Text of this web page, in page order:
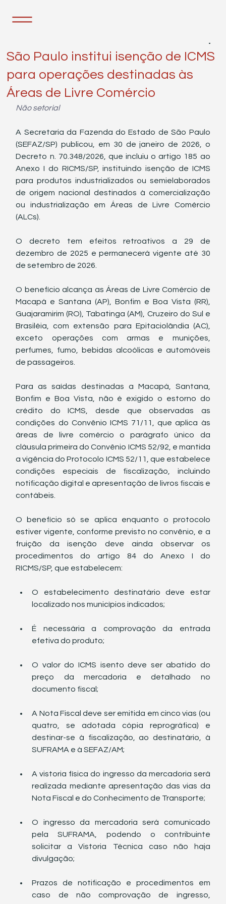
São Paulo institui isenção de ICMS
para operações destinadas às
Áreas de Livre Comércio
Não setorial
A Secretaria da Fazenda do Estado de São Paulo
(SEFAZ/SP) publicou, em 30 de janeiro de 2026, o
Decreto n. 70.348/2026, que incluiu o artigo 185 ao
Anexo I do RICMS/SP, instituindo isenção de ICMS
para produtos industrializados ou semielaborados
de origem nacional destinados à comercialização
ou industrialização em Áreas de Livre Comércio
(ALCs).
O decreto tem efeitos retroativos a 29 de
dezembro de 2025 e permanecerá vigente até 30
de setembro de 2026.
O benefício alcança as Áreas de Livre Comércio de
Macapá e Santana (AP), Bonfim e Boa Vista (RR),
Guajaramirim (RO), Tabatinga (AM), Cruzeiro do Sul e
Brasiléia, com extensão para Epitaciolândia (AC),
exceto operações com armas e munições,
perfumes, fumo, bebidas alcoólicas e automóveis
de passageiros.
Para as saídas destinadas a Macapá, Santana,
Bonfim e Boa Vista, não é exigido o estorno do
crédito do ICMS, desde que observadas as
condições do Convênio ICMS 71/11, que aplica às
áreas de livre comércio o parágrafo único da
cláusula primeira do Convênio ICMS 52/92, e mantida
a vigência do Protocolo ICMS 52/11, que estabelece
condições especiais de fiscalização, incluindo
notificação digital e apresentação de livros fiscais e
contábeis.
O benefício só se aplica enquanto o protocolo
estiver vigente, conforme previsto no convênio, e a
fruição da isenção deve ainda observar os
procedimentos do artigo 84 do Anexo I do
RICMS/SP, que estabelecem:
O estabelecimento destinatário deve estar
localizado nos municípios indicados;
É necessária a comprovação da entrada
efetiva do produto;
O valor do ICMS isento deve ser abatido do
preço da mercadoria e detalhado no
documento fiscal;
A Nota Fiscal deve ser emitida em cinco vias (ou
quatro, se adotada cópia reprográfica) e
destinar-se à fiscalização, ao destinatário, à
SUFRAMA e à SEFAZ/AM;
A vistoria física do ingresso da mercadoria será
realizada mediante apresentação das vias da
Nota Fiscal e do Conhecimento de Transporte;
O ingresso da mercadoria será comunicado
pela SUFRAMA, podendo o contribuinte
solicitar a Vistoria Técnica caso não haja
divulgação;
Prazos de notificação e procedimentos em
caso de não comprovação de ingresso,